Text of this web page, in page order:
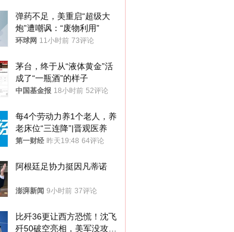
弹药不足，美重启“超级大
炮”遭嘲讽：“废物利用”
环球网 11小时前 73评论
茅台，终于从“液体黄金”活
成了“一瓶酒”的样子
中国基金报 18小时前 52评论
每4个劳动力养1个老人，养
老床位“三连降”|晋观医养
第一财经 昨天19:48 64评论
阿根廷足协力挺因凡蒂诺
澎湃新闻 9小时前 37评论
比歼36更让西方恐慌！沈飞
歼50破空亮相，美军没攻克